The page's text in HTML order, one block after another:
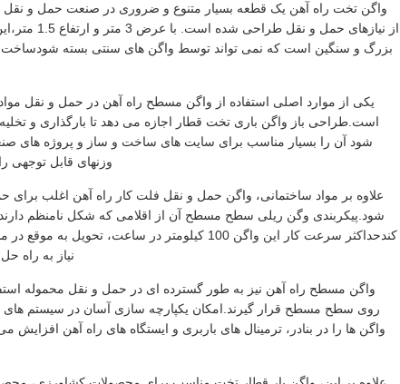
واگن تخت راه آهن یک قطعه بسیار متنوع و ضروری در صنعت حمل و
از
بزرگ و سنگین است که نمی تواند توسط واگن های سنتی بسته
یکی از موارد اصلی استفاده از واگن مسطح راه آهن در حمل و نقل
است.طراحی باز واگن باری تخت قطار اجازه می دهد تا بارگذاری و
وزنهای قابل توجهی
علاوه بر مواد ساختمانی، واگن حمل و نقل فلت کار راه آهن اغلب برای
شود.پیکربندی وگن ریلی سطح مسطح آن از اقلامی که شکل نامنظم
کندحداکثر سرعت کار این واگن 100 کیلومتر در
نیاز به راه
واگن مسطح راه آهن نیز به طور گسترده ای در حمل و نقل محموله
روی سطح مسطح قرار گیرند.امکان یکپارچه سازی آسان در سیستم های
واگن ها را در بنادر، ترمینال های باربری و ایستگاه های راه آهن افزایش